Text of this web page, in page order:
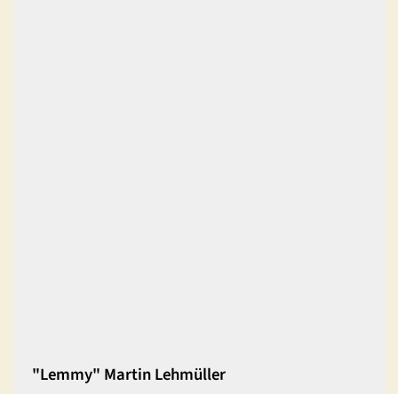
"Lemmy" Martin Lehmüller